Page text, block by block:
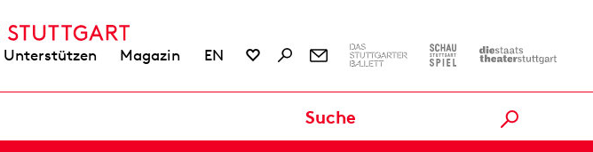
Unterstützen Magazin EN